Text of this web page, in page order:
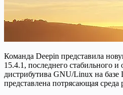
Команда Deepin представила
15.4.1, последнего стабильного
дистрибутива GNU/Linux на базе
представлена ​​потрясающая среда